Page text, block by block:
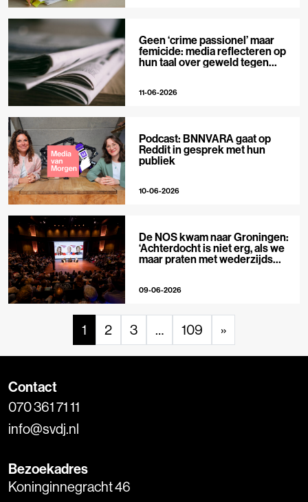
Geen ‘crime passionel’ maar
femicide: media reflecteren op
hun taal over geweld tegen
11-06-2026
Podcast: BNNVARA gaat op
Reddit in gesprek met hun
publiek
10-06-2026
De NOS kwam naar Groningen:
‘Achterdocht is niet erg, als we
maar praten met wederzijds
09-06-2026
1 2 3 … 109 »
Contact
070 361 71 11
info@svdj.nl
Bezoekadres
Koninginnegracht 46